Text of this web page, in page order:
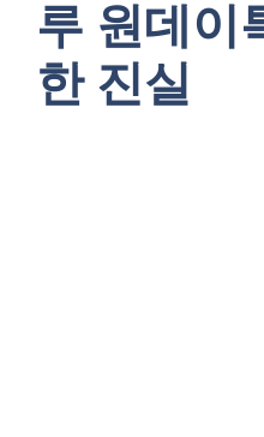
루 원데이
한 진실